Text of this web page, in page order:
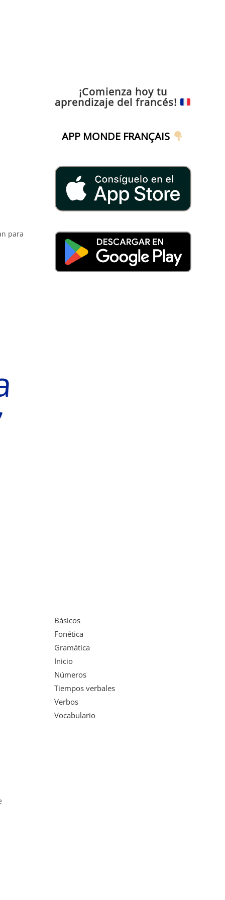
para
¡Comienza hoy tu
aprendizaje del francés!
APP MONDE FRANÇAIS
Básicos
Fonética
Gramática
Inicio
Números
Tiempos verbales
Verbos
Vocabulario